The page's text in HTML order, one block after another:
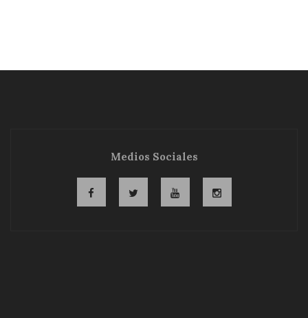
Medios Sociales